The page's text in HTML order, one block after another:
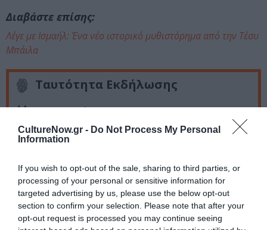
CultureNow.gr - Do Not Process My Personal
Information
If you wish to opt-out of the sale, sharing to third parties, or
processing of your personal or sensitive information for
targeted advertising by us, please use the below opt-out
section to confirm your selection. Please note that after your
opt-out request is processed you may continue seeing
Διαβάστε επίσης:
Λέγε με Ισμαήλ: Ένα νέο ιστορικό μυθιστόρημα από την Τέσυ
Μπάιλα
Ταυτότητα Εκδήλωσης
Ημερομηνία:
05/12/2022
Τοποθεσία:
Ιανός, Σταδίου 24, Αθήνα
Ιανός